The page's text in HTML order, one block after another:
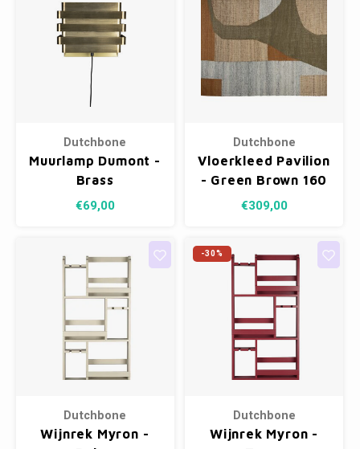
Dutchbone
Muurlamp Dumont -
Brass
€69,00
Dutchbone
Vloerkleed Pavilion
- Green Brown 160
x 230 cm
€309,00
Dutchbone
Wijnrek Myron -
-30%
Dutchbone
Wijnrek Myron -